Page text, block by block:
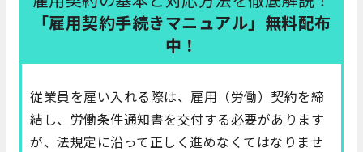
「雇用契約手続きマニュアル」無料配布
中！
従業員を雇い入れる際は、雇用（労働）契約を締
結し、労働条件通知書を交付する必要があります
が、法規定に沿って正しく進めなくてはなりませ